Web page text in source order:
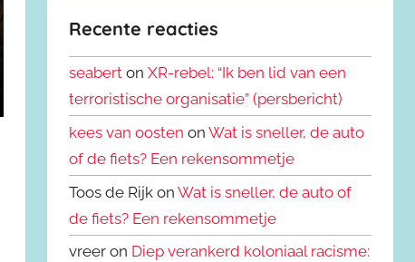
Recente reacties
seabert onXR-rebel: “Ik ben lid van een
terroristische organisatie” (persbericht)
kees van oosten onWat is sneller, de auto
of de fiets? Een rekensommetje
Toos de Rijk onWat is sneller, de auto of
de fiets? Een rekensommetje
vreer on Diep verankerd koloniaal racisme: